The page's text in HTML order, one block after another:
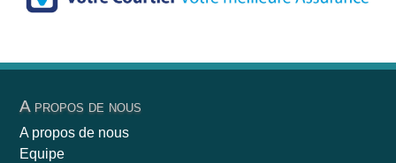
A propos de nous
A propos de nous
Equipe